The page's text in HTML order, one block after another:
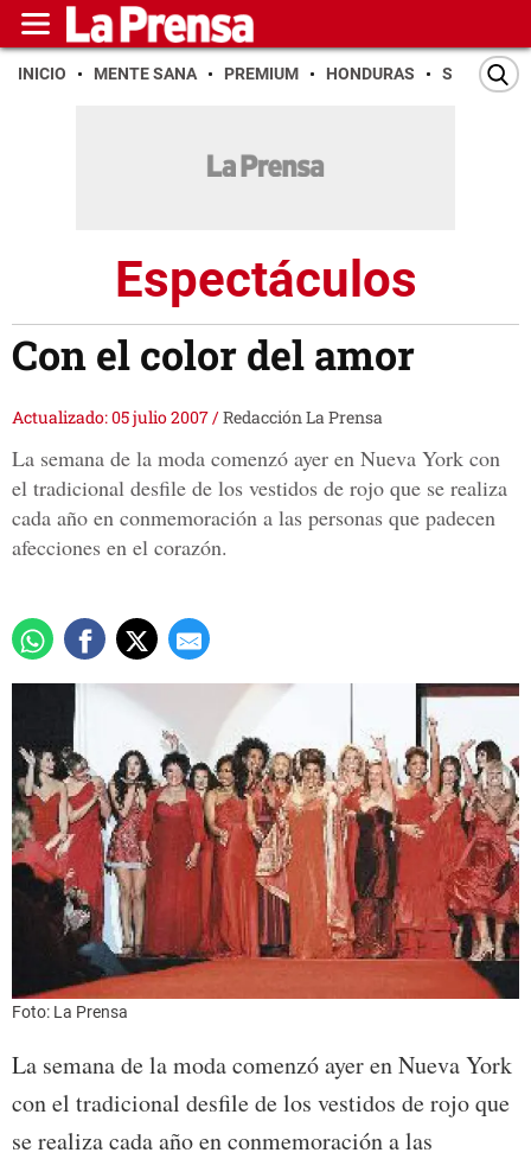
INICIO MENTE SANA PREMIUM HONDURAS SAN PEDRO
Espectáculos
Con el color del amor
Actualizado: 05 julio 2007/Redacción La Prensa
La semana de la moda comenzó ayer en Nueva York con
el tradicional desfile de los vestidos de rojo que se realiza
cada año en conmemoración a las personas que padecen
afecciones en el corazón.
Foto: La Prensa
La semana de la moda comenzó ayer en Nueva York
con el tradicional desfile de los vestidos de rojo que
se realiza cada año en conmemoración a las